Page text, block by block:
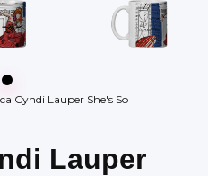
Cyndi Lauper She's So
Lauper